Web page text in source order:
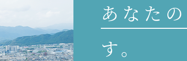
あなた
す。